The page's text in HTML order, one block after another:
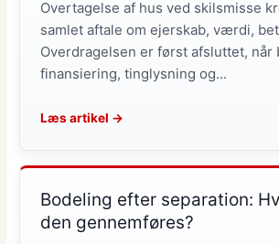
Overtagelse af hus ved skilsmisse
samlet aftale om ejerskab, værdi,
Overdragelsen er først afsluttet, når
finansiering, tinglysning og...
Læs artikel →
Bodeling efter separation:
den gennemføres?